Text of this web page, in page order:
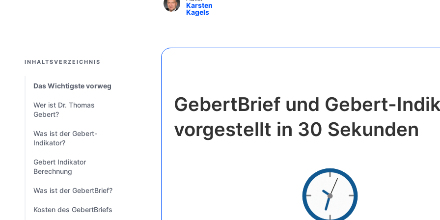
Karsten
Kagels
GebertBrief und Gebert-
vorgestellt in 30 Sekunden
INHALTSVERZEICHNIS
Das Wichtigste vorweg
Wer ist Dr. Thomas
Gebert?
Was ist der Gebert-
Indikator?
Gebert Indikator
Berechnung
Was ist der GebertBrief?
Kosten des GebertBriefs